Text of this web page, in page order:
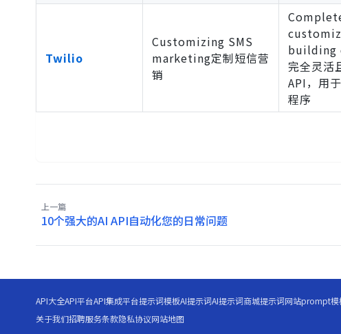
Twilio
Customizing SMS
marketing定制短信营
销
building
完全灵活
API，用
程序
上一篇
10个强大的AI API自动化您的日常问题
API大全API平台API集成平台提示词模板AI提示词AI提示词商城提示词网站prompt模
关于我们招聘服务条款隐私协议网站地图